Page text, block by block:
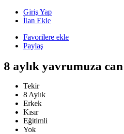
Giriş Yap
İlan Ekle
Favorilere ekle
Paylaş
8 aylık yavrumuza
Tekir
8 Aylık
Erkek
Kısır
Eğitimli
Yok